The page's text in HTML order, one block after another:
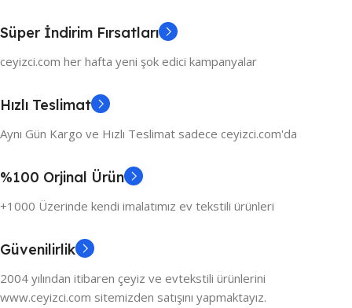
Süper İndirim Fırsatları
ceyizci.com her hafta yeni şok edici kampanyalar
Hızlı Teslimat
Aynı Gün Kargo ve Hızlı Teslimat sadece ceyizci.com'da
%100 Orjinal Ürün
+1000 Üzerinde kendi imalatımız ev tekstili ürünleri
Güvenilirlik
2004 yılından itibaren çeyiz ve evtekstili ürünlerini
www.ceyizci.com sitemizden satışını yapmaktayız.